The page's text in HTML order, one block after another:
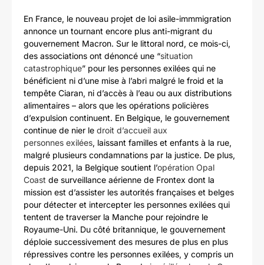
En France, le nouveau projet de loi asile-immmigration
annonce un tournant encore plus anti-migrant du
gouvernement Macron. Sur le littoral nord, ce mois-ci,
des associations ont dénoncé une “situation
catastrophique” pour les personnes exilées qui ne
bénéficient ni d’une mise à l’abri malgré le froid et la
tempête Ciaran, ni d’accès à l’eau ou aux distributions
alimentaires – alors que les opérations policières
d’expulsion continuent. En Belgique, le gouvernement
continue de nier le droit d’accueil aux
personnes exilées, laissant familles et enfants à la rue,
malgré plusieurs condamnations par la justice. De plus,
depuis 2021, la Belgique soutient l’opération Opal
Coast de surveillance aérienne de Frontex dont la
mission est d’assister les autorités françaises et belges
pour détecter et intercepter les personnes exilées qui
tentent de traverser la Manche pour rejoindre le
Royaume-Uni. Du côté britannique, le gouvernement
déploie successivement des mesures de plus en plus
répressives contre les personnes exilées, y compris un